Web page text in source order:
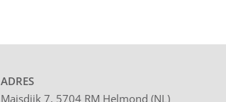
ADRES
Maisdijk 7, 5704 RM Helmond (NL)